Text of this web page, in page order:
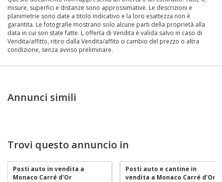
misure, superfici e distanze sono approssimative. Le descrizioni e
planimetrie sono date a titolo indicativo e la loro esattezza non è
garantita. Le fotografie mostrano solo alcune parti della proprietà alla
data in cui son state fatte. L offerta di Vendita è valida salvo in caso di
Vendita/affitto, ritiro dalla Vendita/affito o cambio del prezzo o altra
condizione, senza avviso preliminare.
Annunci simili
Trovi questo annuncio in
Posti auto in vendita a
Monaco Carré d'Or
Posti auto e cantine in
vendita a Monaco Carré d'Or